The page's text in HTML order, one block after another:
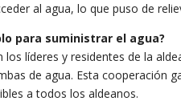
al agua, lo que puso de
para suministrar el agua?
líderes y residentes de la
de agua. Esta cooperación
a todos los aldeanos.